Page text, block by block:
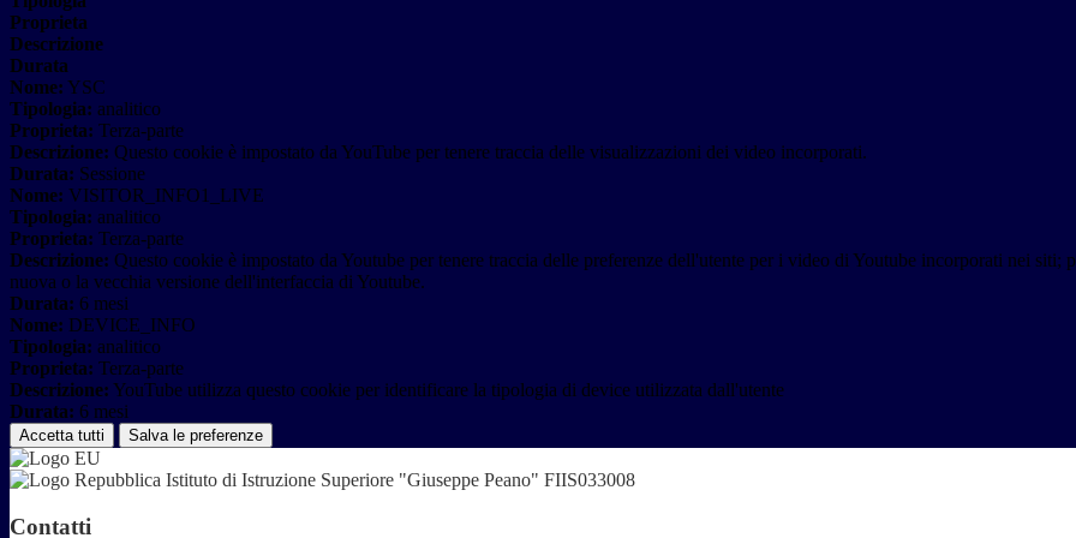
Proprieta
Descrizione
Durata
Nome: YSC
Tipologia: analitico
Proprieta: Terza-parte
Descrizione: Questo cookie è impostato da YouTube per tenere traccia delle visualizzazioni dei video incorporati.
Durata: Sessione
Nome: VISITOR_INFO1_LIVE
Tipologia: analitico
Proprieta: Terza-parte
Descrizione: Questo cookie è impostato da Youtube per tenere traccia delle preferenze dell'utente per i video di Youtube incorporati nei
nuova o la vecchia versione dell'interfaccia di Youtube.
Durata: 6 mesi
Nome: DEVICE_INFO
Tipologia: analitico
Proprieta: Terza-parte
Descrizione: YouTube utilizza questo cookie per identificare la tipologia di device utilizzata dall'utente
Durata: 6 mesi
Accetta tutti Salva le preferenze
Istituto di Istruzione Superiore "Giuseppe Peano" FIIS033008
Contatti